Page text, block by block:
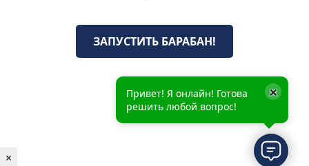
ЗАПУСТИТЬ БАРАБАН!
×
Привет! Я онлайн! Готова
решить любой вопрос!
×